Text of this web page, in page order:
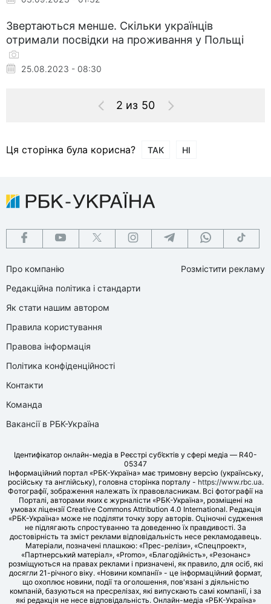
Звертаються менше. Скільки українців
отримали посвідки на проживання у Польщі
25.08.2023 - 08:30
2 из 50
Ця сторінка була корисна? ТАК НІ
Про компанію
Редакційна політика і стандарти
Як стати нашим автором
Правила користування
Правова інформація
Політика конфіденційності
Контакти
Команда
Вакансії в РБК-Україна
Розмістити рекламу
Ідентифікатор онлайн-медіа в Реєстрі суб’єктів у сфері медіа — R40-
05347
Інформаційний портал «РБК-Україна» має тримовну версію (українську,
російську та англійську), головна сторінка порталу - https://www.rbc.ua.
Фотографії, зображення належать їх правовласникам. Всі фотографії на
Порталі, авторами яких є журналісти «РБК-Україна», розміщені на
умовах ліцензії Creative Commons Attribution 4.0 International. Редакція
«РБК-Україна» може не поділяти точку зору авторів. Оціночні судження
не підлягають спростуванню та доведенню їх правдивості. За
достовірність та зміст реклами відповідальність несе рекламодавець.
Матеріали, позначені плашкою: «Прес-релізи», «Спецпроект»,
«Партнерський матеріал», «Promo», «Благодійність», «Резонанс»
розміщуються на правах реклами і призначені, як правило, для осіб, які
досягли 21-річного віку. «Новини компанії» - це інформаційний формат,
що охоплює новини, події та оголошення, пов'язані з діяльністю
компаній, базуються на пресрелізах, які випускають самі компанії, і за
які редакція не несе відповідальність. Онлайн-медіа «РБК-Україна»